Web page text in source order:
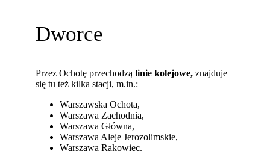
Dworce
Przez Ochotę przechodząlinie kolejowe, znajduje
się tu też kilka stacji, m.in.:
Warszawska Ochota,
Warszawa Zachodnia,
Warszawa Główna,
Warszawa Aleje Jerozolimskie,
Warszawa Rakowiec.